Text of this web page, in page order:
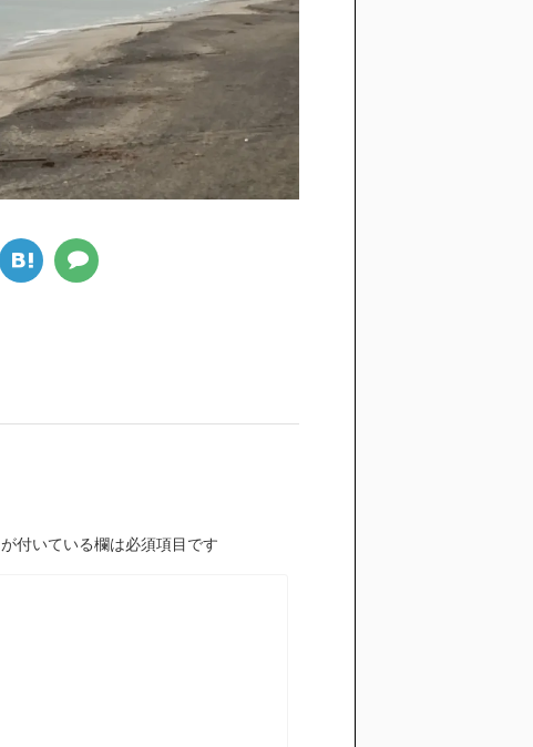
が付いている欄は必須項目です